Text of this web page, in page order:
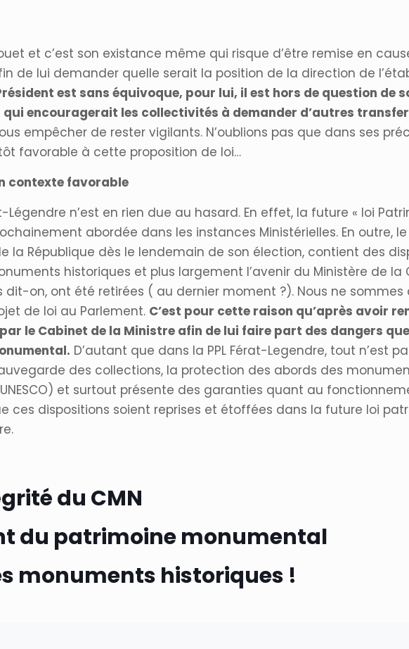
et c’est son existance même qui risque d’être remise en
de lui demander quelle serait la position de la direction de
est sans équivoque, pour lui, il est hors de question de
qui encouragerait les collectivités à demander d’autres
empêcher de rester vigilants. N’oublions pas que dans ses
favorable à cette proposition de loi…
contexte favorable
n’est en rien due au hasard. En effet, la future « loi
abordée dans les instances Ministérielles. En outre,
la République dès le lendemain de son élection, contient des
historiques et plus largement l’avenir du Ministère de la
on, ont été retirées ( au dernier moment ?). Nous ne sommes
de loi au Parlement. C’est pour cette raison qu’après avoir
par le Cabinet de la Ministre afin de lui faire part des dangers
D’autant que dans la PPL Férat-Legendre, tout n’est
des collections, la protection des abords des
et surtout présente des garanties quant au
ces dispositions soient reprises et étoffées dans la future loi
du CMN
du patrimoine monumental
monuments historiques !